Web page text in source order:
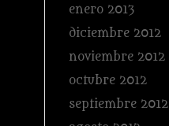
enero 2013
diciembre 2012
noviembre 2012
octubre 2012
septiembre 2012